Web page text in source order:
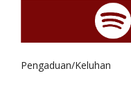
Pengaduan/Keluhan